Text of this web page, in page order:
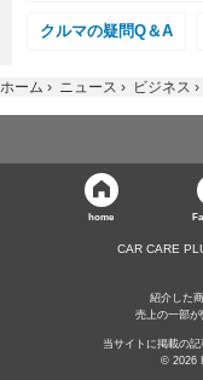
クルマの疑問Q＆A
ホーム › ニュース › ビジネス ›
home
CAR CARE
紹介した
売上の一部が
当サイトに掲載の
© 2026